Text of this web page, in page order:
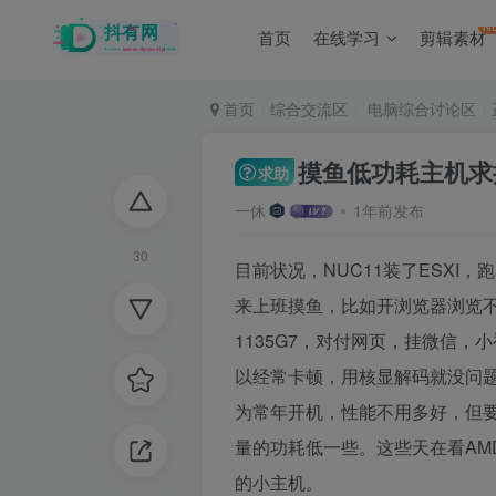
首页 在线学习 剪辑素材
30
首页 综合交流区 电脑综合讨论区
求助 摸鱼低功耗主机
一休 1年前发布
目前状况，NUC11装了ESXI，
来上班摸鱼，比如开浏览器浏览
1135G7，对付网页，挂微信，
以经常卡顿，用核显解码就没问
为常年开机，性能不用多好，但
量的功耗低一些。这些天在看
的小主机。